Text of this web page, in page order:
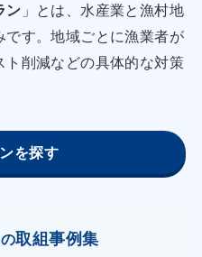
年稚貝放流前に漁場造
害生物駆除を行い稚貝
大型稚貝の育成を行う
る。
枚当たりの重量増大の
流による資源づくりを
ン 」とは、水産業と漁村地
す。地域ごとに漁業者が
ト削減などの具体的な対策
を探す
の取組事例集